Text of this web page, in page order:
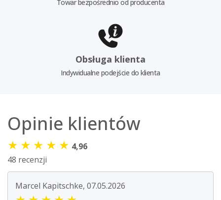
Towar bezpośrednio od producenta
Obsługa klienta
Indywidualne podejście do klienta
Opinie klientów
★ ★ ★ ★ ★ 4,96
48 recenzji
Marcel Kapitschke, 07.05.2026